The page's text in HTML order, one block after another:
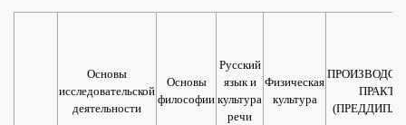
Основы
исследовательской
деятельности
Основы
философии
Русский
язык и
культура
речи
Физическая
культура